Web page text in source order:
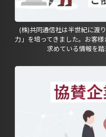
(株)共同通信社は半世紀に渡
力」を培ってきました。お客
求めている情報を踏